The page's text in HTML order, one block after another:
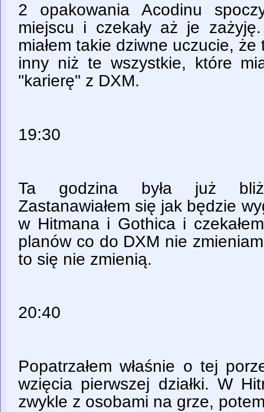
2 opakowania Acodinu
miejscu i czekały aż je
miałem takie dziwne uczucie,
inny niż te wszystkie, które
"karierę" z DXM.
19:30
Ta godzina była już
Zastanawiałem się jak będzie
w Hitmana i Gothica i
planów co do DXM nie
to się nie zmienią.
20:40
Popatrzałem właśnie o tej
wzięcia pierwszej działki. W
zwykle z osobami na grze,